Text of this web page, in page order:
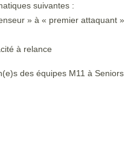
suivantes :
» à « premier attaquant »
à relance
des équipes M11 à Seniors